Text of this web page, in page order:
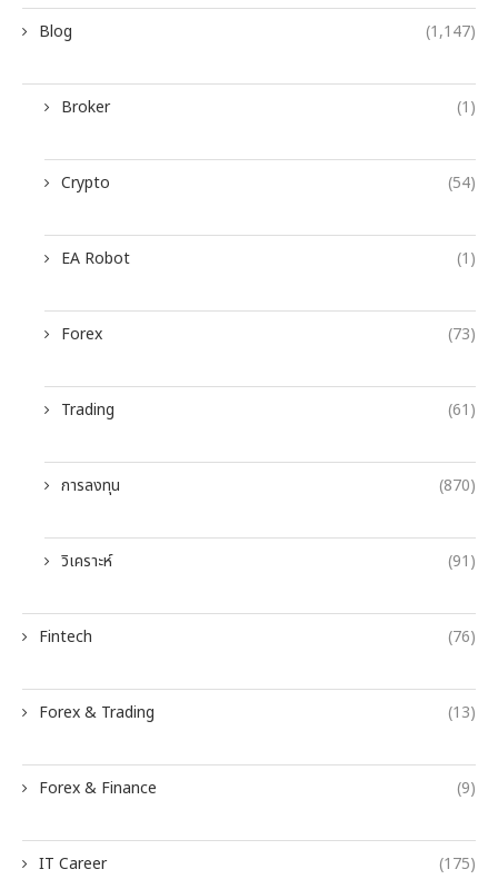
Blog (1,147)
Broker (1)
Crypto (54)
EA Robot (1)
Forex (73)
Trading (61)
การลงทุน (870)
วิเคราะห์ (91)
Fintech (76)
Forex & Trading (13)
Forex & Finance (9)
IT Career (175)